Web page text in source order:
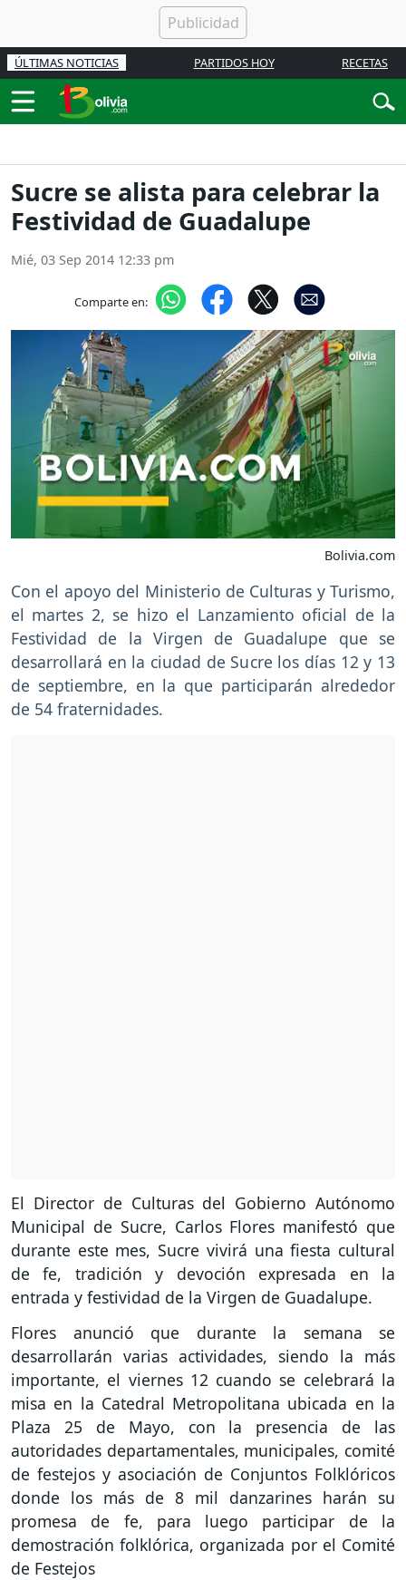
ÚLTIMAS NOTICIAS PARTIDOS HOY RECETAS
Sucre se alista para celebrar la
Festividad de Guadalupe
Mié, 03 Sep 2014 12:33 pm
Comparte en:
Bolivia.com
Con el apoyo del Ministerio de Culturas y Turismo,
el martes 2, se hizo el Lanzamiento oficial de la
Festividad de la Virgen de Guadalupe que se
desarrollará en la ciudad de Sucre los días 12 y 13
de septiembre, en la que participarán alrededor
de 54 fraternidades.
El Director de Culturas del Gobierno Autónomo
Municipal de Sucre, Carlos Flores manifestó que
durante este mes, Sucre vivirá una fiesta cultural
de fe, tradición y devoción expresada en la
entrada y festividad de la Virgen de Guadalupe.
Flores anunció que durante la semana se
desarrollarán varias actividades, siendo la más
importante, el viernes 12 cuando se celebrará la
misa en la Catedral Metropolitana ubicada en la
Plaza 25 de Mayo, con la presencia de las
autoridades departamentales, municipales, comité
de festejos y asociación de Conjuntos Folklóricos
donde los más de 8 mil danzarines harán su
promesa de fe, para luego participar de la
demostración folklórica, organizada por el Comité
de Festejos